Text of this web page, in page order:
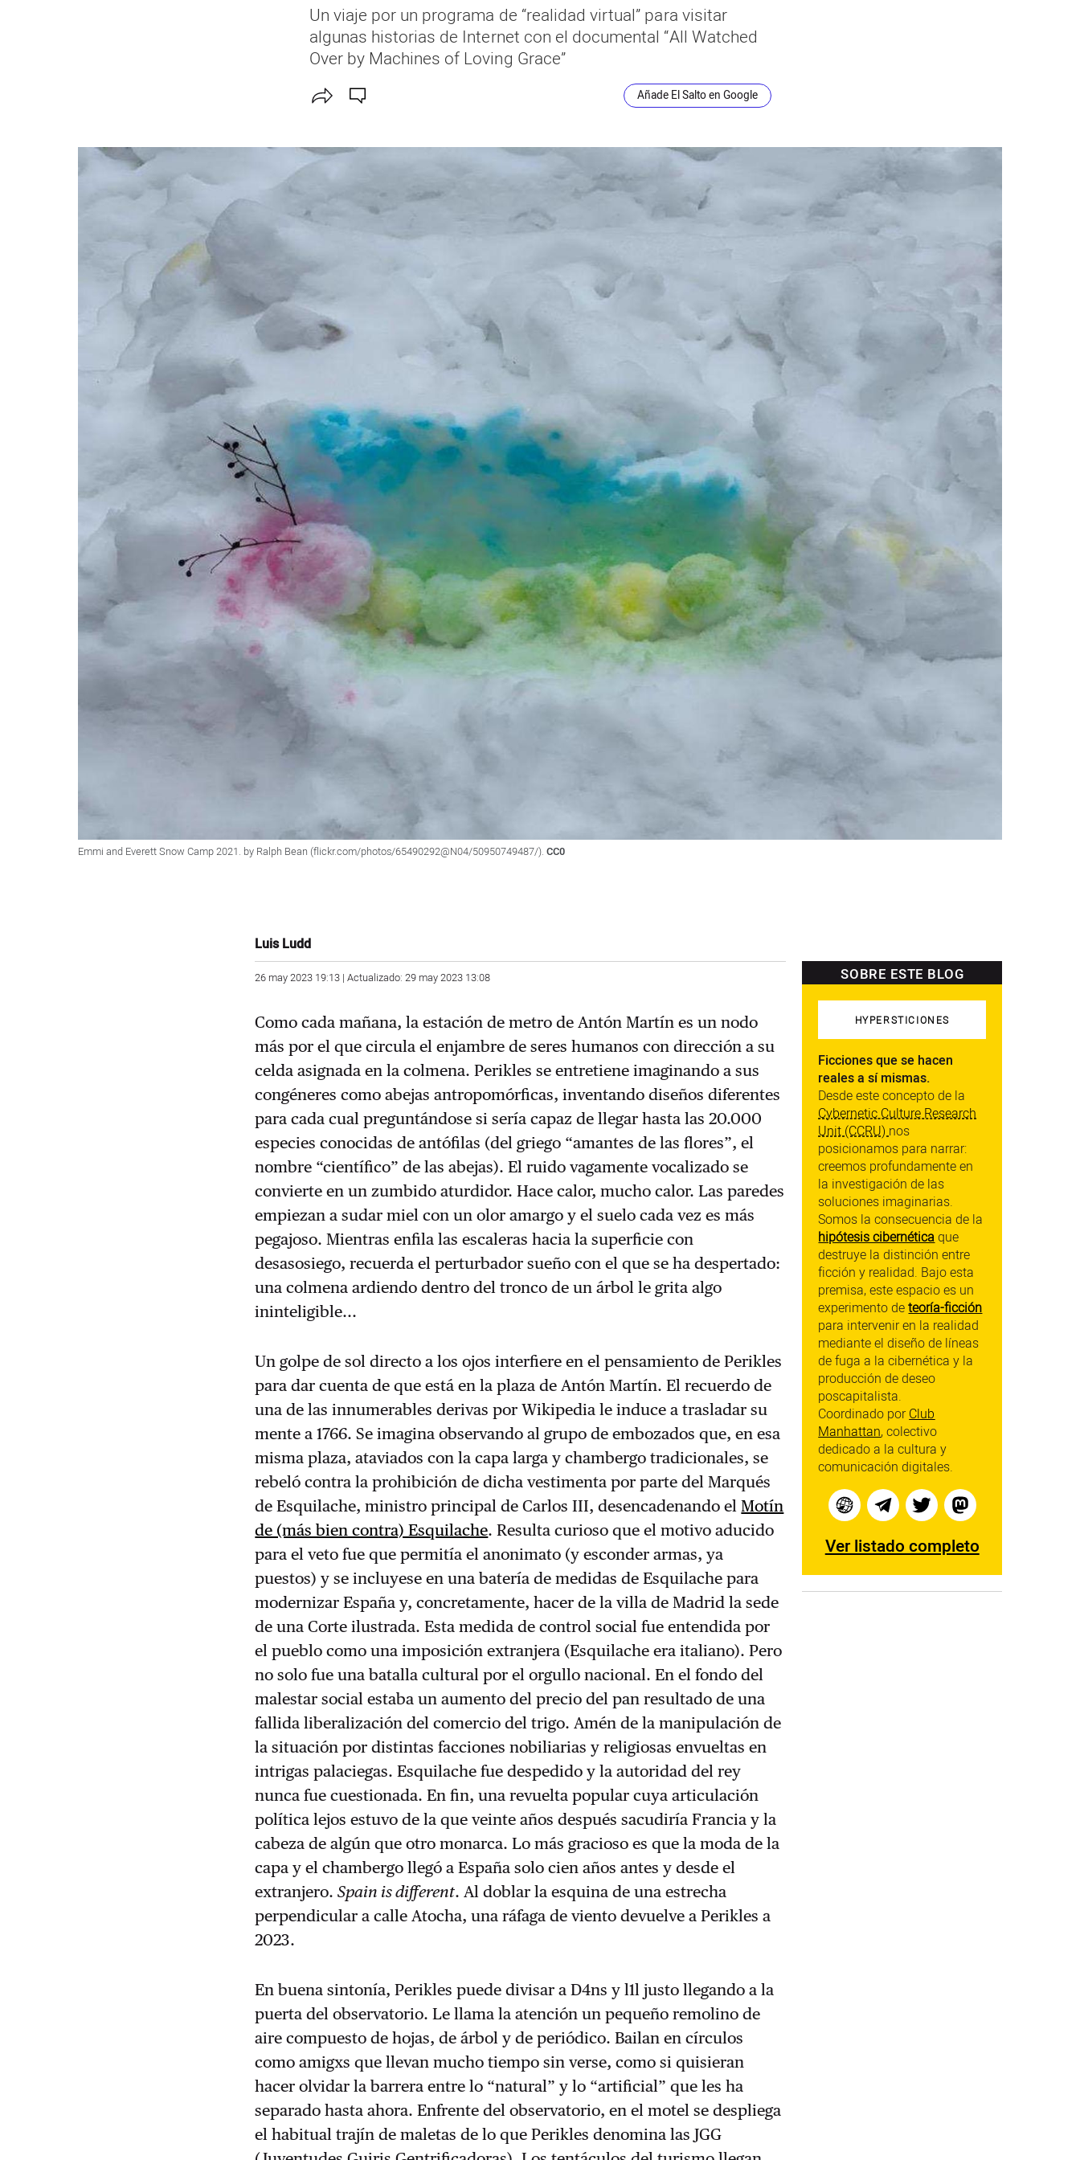
Un viaje por un programa de “realidad virtual” para visitar
algunas historias de Internet con el documental “All Watched
Over by Machines of Loving Grace”
Añade El Salto en Google
Emmi and Everett Snow Camp 2021. by Ralph Bean (flickr.com/photos/65490292@N04/50950749487/). CC0
Luis Ludd
26 may 2023 19:13 | Actualizado: 29 may 2023 13:08
Como cada mañana, la estación de metro de Antón Martín es un nodo
más por el que circula el enjambre de seres humanos con dirección a su
celda asignada en la colmena. Perikles se entretiene imaginando a sus
congéneres como abejas antropomórficas, inventando diseños diferentes
para cada cual preguntándose si sería capaz de llegar hasta las 20.000
especies conocidas de antófilas (del griego “amantes de las flores”, el
nombre “científico” de las abejas). El ruido vagamente vocalizado se
convierte en un zumbido aturdidor. Hace calor, mucho calor. Las paredes
empiezan a sudar miel con un olor amargo y el suelo cada vez es más
pegajoso. Mientras enfila las escaleras hacia la superficie con
desasosiego, recuerda el perturbador sueño con el que se ha despertado:
una colmena ardiendo dentro del tronco de un árbol le grita algo
ininteligible...
Un golpe de sol directo a los ojos interfiere en el pensamiento de Perikles
para dar cuenta de que está en la plaza de Antón Martín. El recuerdo de
una de las innumerables derivas por Wikipedia le induce a trasladar su
mente a 1766. Se imagina observando al grupo de embozados que, en esa
misma plaza, ataviados con la capa larga y chambergo tradicionales, se
rebeló contra la prohibición de dicha vestimenta por parte del Marqués
de Esquilache, ministro principal de Carlos III, desencadenando elMotín
de (más bien contra) Esquilache. Resulta curioso que el motivo aducido
para el veto fue que permitía el anonimato (y esconder armas, ya
puestos) y se incluyese en una batería de medidas de Esquilache para
modernizar España y, concretamente, hacer de la villa de Madrid la sede
de una Corte ilustrada. Esta medida de control social fue entendida por
el pueblo como una imposición extranjera (Esquilache era italiano). Pero
no solo fue una batalla cultural por el orgullo nacional. En el fondo del
malestar social estaba un aumento del precio del pan resultado de una
fallida liberalización del comercio del trigo. Amén de la manipulación de
la situación por distintas facciones nobiliarias y religiosas envueltas en
intrigas palaciegas. Esquilache fue despedido y la autoridad del rey
nunca fue cuestionada. En fin, una revuelta popular cuya articulación
política lejos estuvo de la que veinte años después sacudiría Francia y la
cabeza de algún que otro monarca. Lo más gracioso es que la moda de la
capa y el chambergo llegó a España solo cien años antes y desde el
extranjero.Spain is different. Al doblar la esquina de una estrecha
perpendicular a calle Atocha, una ráfaga de viento devuelve a Perikles a
2023.
En buena sintonía, Perikles puede divisar a D4ns y l1l justo llegando a la
puerta del observatorio. Le llama la atención un pequeño remolino de
aire compuesto de hojas, de árbol y de periódico. Bailan en círculos
como amigxs que llevan mucho tiempo sin verse, como si quisieran
hacer olvidar la barrera entre lo “natural” y lo “artificial” que les ha
separado hasta ahora. Enfrente del observatorio, en el motel se despliega
el habitual trajín de maletas de lo que Perikles denomina las JGG
SOBRE ESTE BLOG
HYPERSTICIONES
Ficciones que se hacen
reales a sí mismas.
Desde este concepto de la
Cybernetic Culture Research
Unit (CCRU)nos
posicionamos para narrar:
creemos profundamente en
la investigación de las
soluciones imaginarias.
Somos la consecuencia de la
hipótesis cibernéticaque
destruye la distinción entre
ficción y realidad. Bajo esta
premisa, este espacio es un
experimento deteoría-ficción
para intervenir en la realidad
mediante el diseño de líneas
de fuga a la cibernética y la
producción de deseo
poscapitalista.
Coordinado porClub
Manhattan, colectivo
dedicado a la cultura y
comunicación digitales.
Ver listado completo